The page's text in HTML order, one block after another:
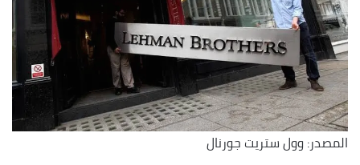
المصدر: وول ستريت جورنال